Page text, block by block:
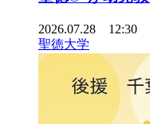
2026.07.28 12:30
聖徳大学